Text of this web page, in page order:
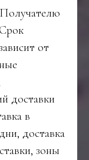
от
доставки
в
доставка
зоны